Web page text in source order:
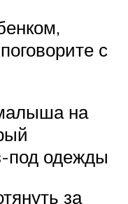
с
на
под одежды
за